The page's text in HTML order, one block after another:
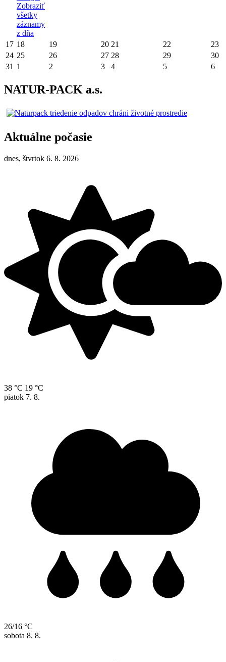
Zobraziť
všetky
záznamy
z dňa
17 18 19 20 21 22
23
24 25 26 27 28 29
30
31 1 2 3 4 5 6
NATUR-PACK a.s.
Aktuálne počasie
dnes, štvrtok 6. 8. 2026
38 °C 19 °C
piatok 7. 8.
26/16 °C
sobota 8. 8.